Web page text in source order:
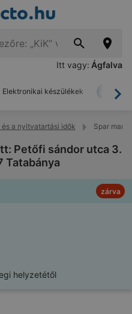
Itt vagy: Ágfalva
Elektronikai készülékek
a nyitvatartási idők Spar
Petőfi sándor utca 3.
Tatabánya
zárva
helyzetétől